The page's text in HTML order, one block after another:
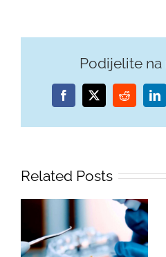
Podijelite na
Facebook
X Reddit
Related Posts